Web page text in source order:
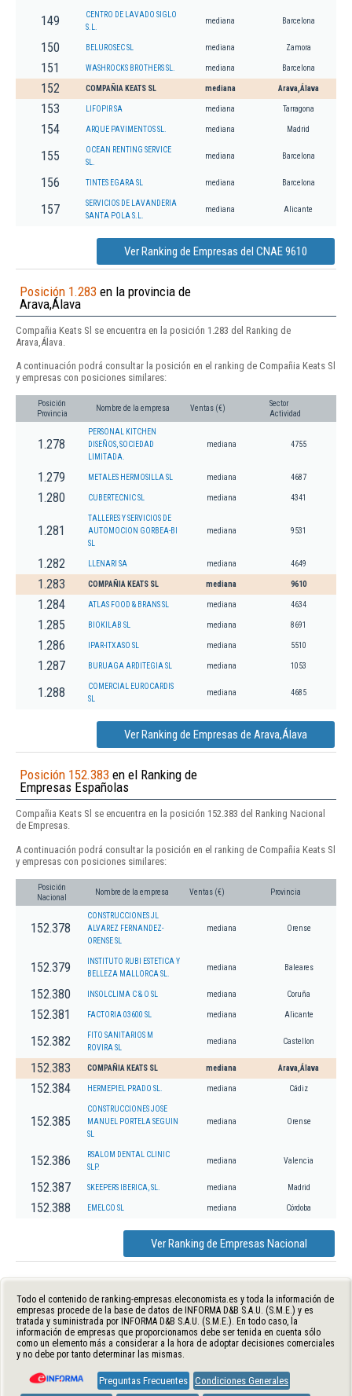
149
CENTRO DE LAVADO SIGLO
S.L.
mediana Barcelona
150 BELUROSEC SL mediana Zamora
151 WASHROCKS BROTHERS SL. mediana Barcelona
152 COMPAÑIA KEATS SL mediana Arava,Álava
153 LIFOPIR SA mediana Tarragona
154 ARQUE PAVIMENTOS SL. mediana Madrid
155
OCEAN RENTING SERVICE
SL.
mediana Barcelona
156 TINTES EGARA SL mediana Barcelona
157
SERVICIOS DE LAVANDERIA
SANTA POLA S.L.
mediana Alicante
Ver Ranking de Empresas del CNAE 9610
Posición 1.283 en la provincia de
Arava,Álava
Compañia Keats Sl se encuentra en la posición 1.283 del Ranking de
Arava,Álava.
A continuación podrá consultar la posición en el ranking de Compañia Keats Sl
y empresas con posiciones similares:
Posición
Provincia
Nombre de la empresa Ventas (€)
Sector
Actividad
1.278
PERSONAL KITCHEN
DISEÑOS, SOCIEDAD
LIMITADA.
mediana 4755
1.279 METALES HERMOSILLA SL mediana 4687
1.280 CUBERTECNIC SL mediana 4341
1.281
TALLERES Y SERVICIOS DE
AUTOMOCION GORBEA-BI
SL
mediana 9531
1.282 LLENARI SA mediana 4649
1.283 COMPAÑIA KEATS SL mediana 9610
1.284 ATLAS FOOD & BRANS SL mediana 4634
1.285 BIOKILAB SL mediana 8691
1.286 IPAR-ITXASO SL mediana 5510
1.287 BURUAGA ARDITEGIA SL mediana 1053
1.288
COMERCIAL EUROCARDIS
SL
mediana 4685
Ver Ranking de Empresas de Arava,Álava
Posición 152.383 en el Ranking de
Empresas Españolas
Compañia Keats Sl se encuentra en la posición 152.383 del Ranking Nacional
de Empresas.
A continuación podrá consultar la posición en el ranking de Compañia Keats Sl
y empresas con posiciones similares:
Posición
Nacional
Nombre de la empresa Ventas (€) Provincia
152.378
CONSTRUCCIONES JL
ALVAREZ FERNANDEZ-
ORENSE SL
mediana Orense
152.379
INSTITUTO RUBI ESTETICA Y
BELLEZA MALLORCA SL.
mediana Baleares
152.380 INSOLCLIMA C & O SL mediana Coruña
152.381 FACTORIA 03600 SL mediana Alicante
152.382
FITO SANITARIOS M
ROVIRA SL
mediana Castellon
152.383 COMPAÑIA KEATS SL mediana Arava,Álava
152.384 HERMEPIEL PRADO SL. mediana Cádiz
152.385
CONSTRUCCIONES JOSE
MANUEL PORTELA SEGUIN
SL
mediana Orense
152.386
RSALOM DENTAL CLINIC
SLP.
mediana Valencia
152.387 SKEEPERS IBERICA, SL. mediana Madrid
152.388 EMELCO SL mediana Córdoba
Ver Ranking de Empresas Nacional
Todo el contenido de ranking-empresas.eleconomista.es y toda la información de
empresas procede de la base de datos de INFORMA D&B S.A.U. (S.M.E.) y es
tratada y suministrada por INFORMA D&B S.A.U. (S.M.E.). En todo caso, la
información de empresas que proporcionamos debe ser tenida en cuenta sólo
como un elemento más a considerar a la hora de adoptar decisiones comerciales
y no debe por tanto determinar las mismas.
Preguntas Frecuentes Condiciones Generales